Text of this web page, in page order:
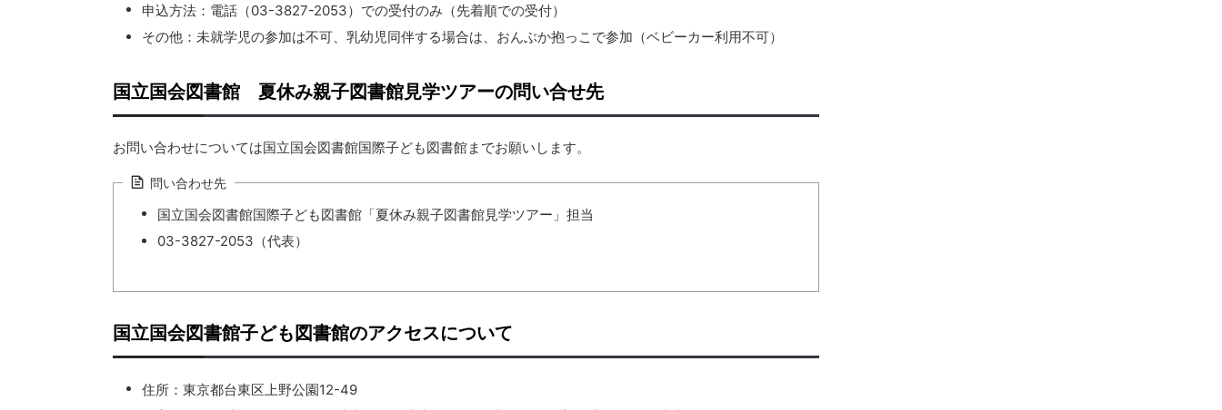
申込方法：電話（03-3827-2053）での受付のみ（先着順での受付）
その他：未就学児の参加は不可、乳幼児同伴する場合は、おんぶか抱っこで参加（ベビーカー利用不可）
国立国会図書館 夏休み親子図書館見学ツアーの問い合せ先
お問い合わせについては国立国会図書館国際子ども図書館までお願いします。
問い合わせ先
国立国会図書館国際子ども図書館「夏休み親子図書館見学ツアー」担当
03-3827-2053（代表）
国立国会図書館子ども図書館のアクセスについて
住所：東京都台東区上野公園12-49